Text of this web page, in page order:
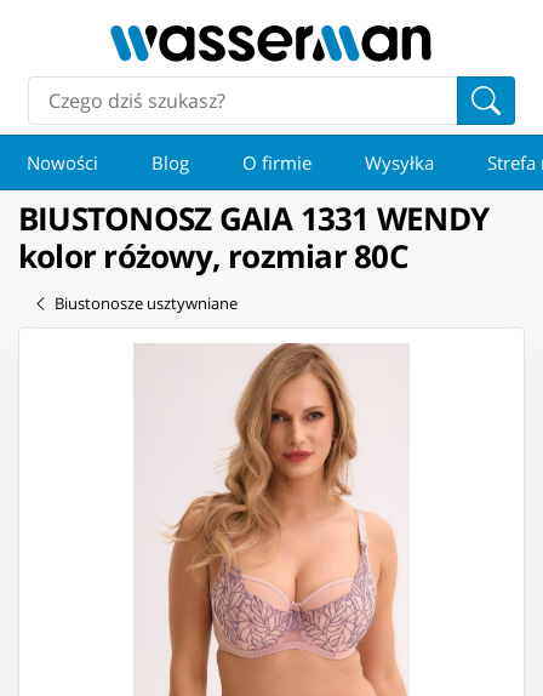
Nowości Blog O firmie Wysyłka Strefa
BIUSTONOSZ GAIA 1331 WENDY
kolor różowy, rozmiar 80C
Biustonosze usztywniane